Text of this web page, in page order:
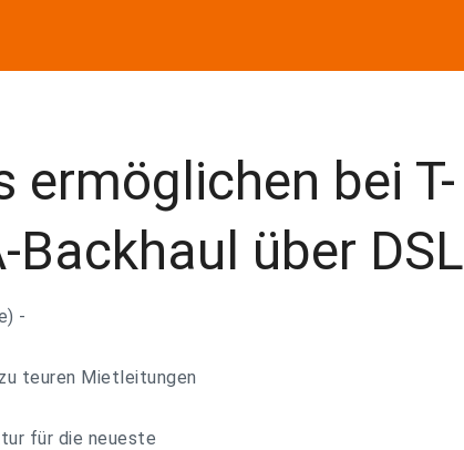
ermöglichen bei T-
Backhaul über DSL
-
teuren Mietleitungen
für die neueste